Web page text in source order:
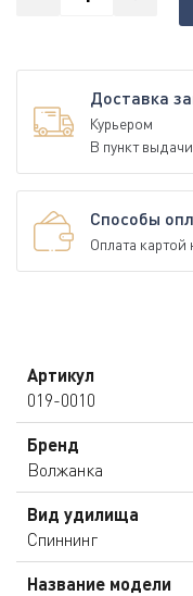
Доставка
Курьером
В пункт выдачи
Способы
Оплата картой
Артикул
019-0010
Бренд
Волжанка
Вид удилища
Спиннинг
Название модели